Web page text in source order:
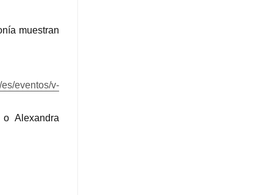
muestran
eventos/v-
o Alexandra